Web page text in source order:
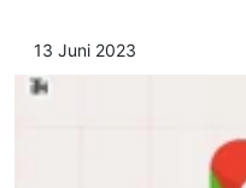
13 Juni 2023